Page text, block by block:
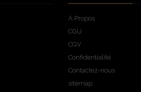
À Propos
CGU
CGV
Confidentialité
Contactez-nous
sitemap